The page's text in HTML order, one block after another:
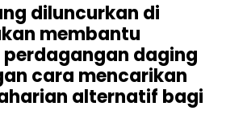
diluncurkan di
membantu
daging
cara mencarikan
alternatif bagi